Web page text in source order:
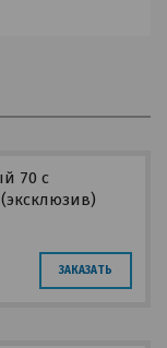
70 с
ЗАКАЗАТЬ